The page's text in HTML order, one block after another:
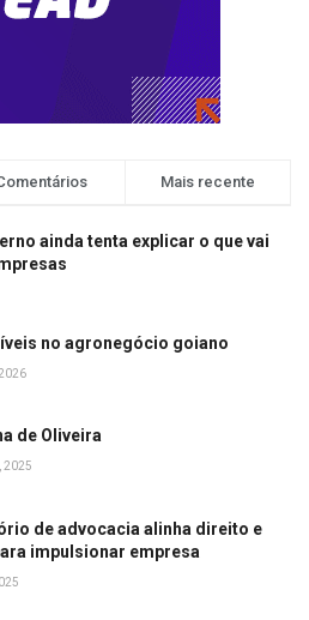
Mais recente
ainda tenta explicar o que vai
no agronegócio goiano
de Oliveira
2025
de advocacia alinha direito e
impulsionar empresa